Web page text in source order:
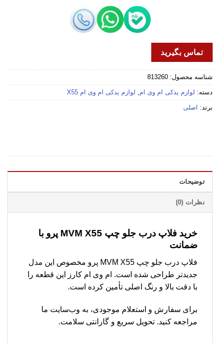
تماس بگیرید
شناسه محصول: 813260
دسته: لوازم یدکی ام وی ام, لوازم یدکی ام وی ام X55
برند: اصلی
توضیحات
نظرات (0)
خرید فلاپ درب جلو چپ MVM X55 پرو با
ضمانت
فلاپ درب جلو چپ MVM X55 پرو مخصوص این مدل
جدیدتر طراحی شده است. ام وی ام کارز این قطعه را
با دقت بالا و رنگ اصلی تأمین کرده است.
برای سفارش و استعلام موجودی، به وب‌سایت ما
مراجعه کنید. تحویل سریع و گارانتی سلامت.